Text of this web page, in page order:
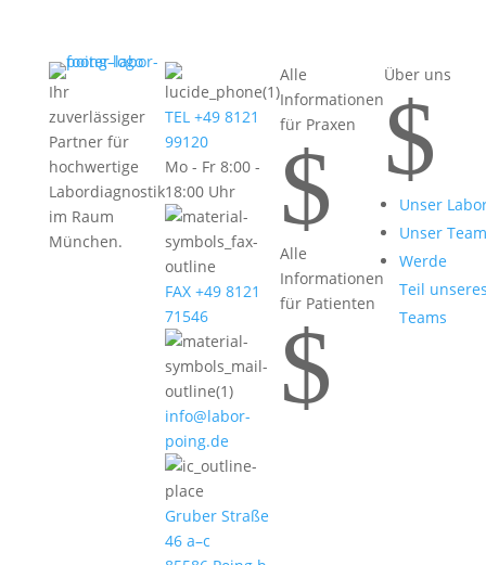
Ihr
zuverlässiger
Partner für
hochwertige
Labordiagnostik
im Raum
München.
TEL +49 8121
99120
Mo - Fr 8:00 -
18:00 Uhr
FAX +49 8121
71546
info@labor-
poing.de
Gruber Straße
46 a–c
Alle
Informationen
für Praxen
$
Alle
Informationen
für Patienten
$
Über uns
$
Unser
Unser Team
Werde
Teil
Teams